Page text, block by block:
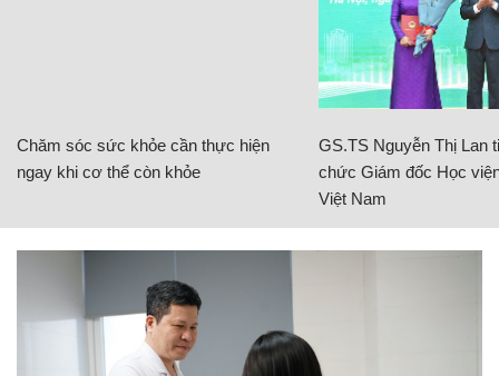
Chăm sóc sức khỏe cần thực hiện
ngay khi cơ thể còn khỏe
GS.TS Nguyễn Thị Lan
chức Giám đốc Học
Việt Nam